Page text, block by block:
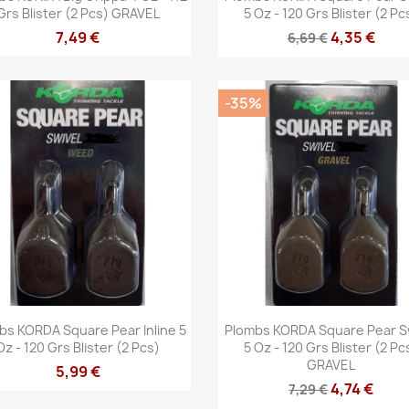
Blister (2 Pcs) GRAVEL
7,49 €
5 Oz - 120 Grs Blister (2
6,69 €4,35 €
Vista rápida
KORDA Square Pear Inline 5
- 120 Grs Blister (2 Pcs)
5,99 €
Vista rápida
Plombs KORDA Square Pear
5 Oz - 120 Grs Blister (2
GRAVEL
7,29 €4,74 €
-35%